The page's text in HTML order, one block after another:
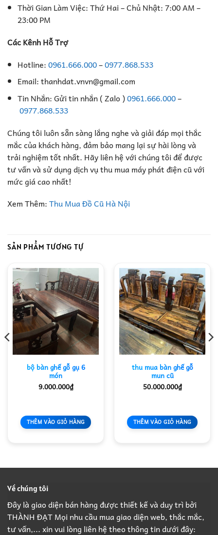
Thời Gian Làm Việc: Thứ Hai – Chủ Nhật: 7:00 AM –
23:00 PM
Các Kênh Hỗ Trợ
Hotline:0961.666.000–0977.868.533
Email: thanhdat.vnvn@gmail.com
Tin Nhắn: Gửi tin nhắn ( Zalo )0961.666.000–
0977.868.533
Chúng tôi luôn sẵn sàng lắng nghe và giải đáp mọi thắc
mắc của khách hàng, đảm bảo mang lại sự hài lòng và
trải nghiệm tốt nhất. Hãy liên hệ với chúng tôi để được
tư vấn và sử dụng dịch vụ thu mua máy phát điện cũ với
mức giá cao nhất!
Xem Thêm:Thu Mua Đồ Cũ Hà Nội
SẢN PHẨM TƯƠNG TỰ
bộ bàn ghế gỗ gụ 6
món
9.000.000₫
THÊM VÀO GIỎ HÀNG
thu mua bàn ghế gỗ
mun cũ
50.000.000₫
THÊM VÀO GIỎ HÀNG
Về chúng tôi
Đây là giao diện bán hàng được thiết kế và duy trì bởi
THÀNH ĐẠT Mọi nhu cầu mua giao diện web, thắc mắc,
tư vấn,... xin vui lòng liên hệ theo thông tin dưới đây: